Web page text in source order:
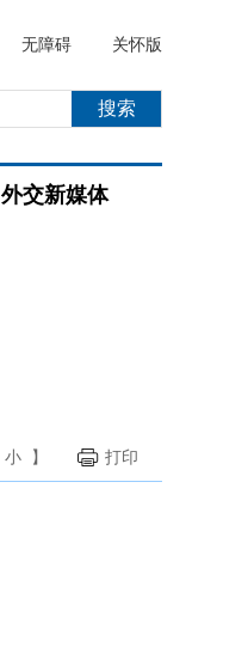
无障碍 关怀版
外交新媒体
小 】 打印